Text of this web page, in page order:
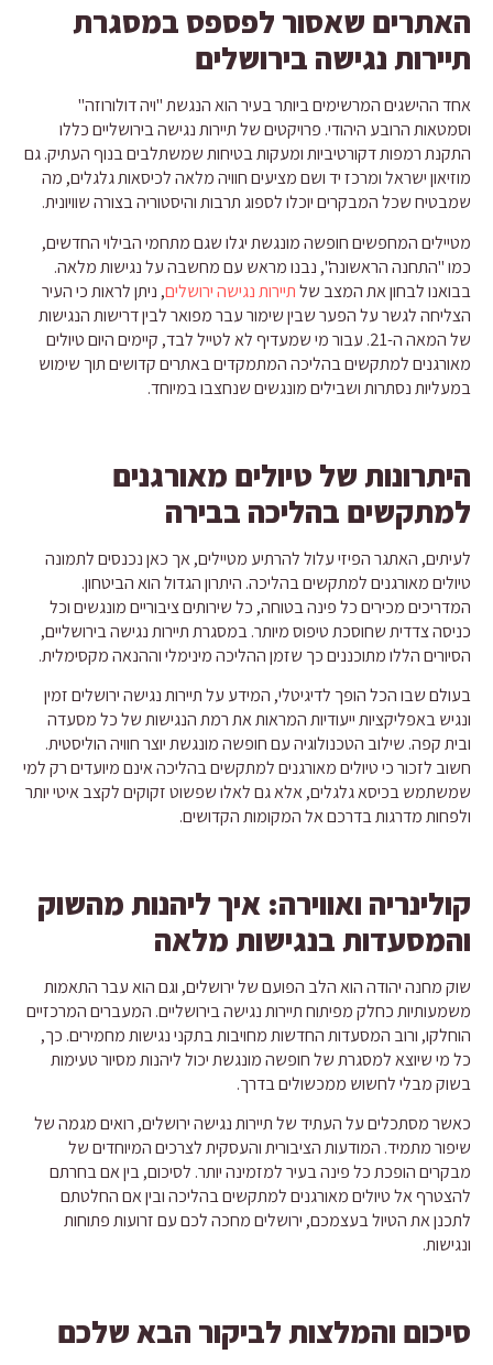
האתרים שאסור לפספס במסגרת
תיירות נגישה בירושלים
אחד ההישגים המרשימים ביותר בעיר הוא הנגשת "ויה דולורוזה"
וסמטאות הרובע היהודי. פרויקטים של תיירות נגישה בירושליים כללו
התקנת רמפות דקורטיביות ומעקות בטיחות שמשתלבים בנוף העתיק. גם
מוזיאון ישראל ומרכז יד ושם מציעים חוויה מלאה לכיסאות גלגלים, מה
שמבטיח שכל המבקרים יוכלו לספוג תרבות והיסטוריה בצורה שוויונית.
מטיילים המחפשים חופשה מונגשת יגלו שגם מתחמי הבילוי החדשים,
כמו "התחנה הראשונה", נבנו מראש עם מחשבה על נגישות מלאה.
בבואנו לבחון את המצב שלתיירות נגישה ירושלים, ניתן לראות כי העיר
הצליחה לגשר על הפער שבין שימור עבר מפואר לבין דרישות הנגישות
של המאה ה-21. עבור מי שמעדיף לא לטייל לבד, קיימים היום טיולים
מאורגנים למתקשים בהליכה המתמקדים באתרים קדושים תוך שימוש
במעליות נסתרות ושבילים מונגשים שנחצבו במיוחד.
היתרונות של טיולים מאורגנים
למתקשים בהליכה בבירה
לעיתים, האתגר הפיזי עלול להרתיע מטיילים, אך כאן נכנסים לתמונה
טיולים מאורגנים למתקשים בהליכה. היתרון הגדול הוא הביטחון.
המדריכים מכירים כל פינה בטוחה, כל שירותים ציבוריים מונגשים וכל
כניסה צדדית שחוסכת טיפוס מיותר. במסגרת תיירות נגישה בירושליים,
הסיורים הללו מתוכננים כך שזמן ההליכה מינימלי וההנאה מקסימלית.
בעולם שבו הכל הופך לדיגיטלי, המידע על תיירות נגישה ירושלים זמין
ונגיש באפליקציות ייעודיות המראות את רמת הנגישות של כל מסעדה
ובית קפה. שילוב הטכנולוגיה עם חופשה מונגשת יוצר חוויה הוליסטית.
חשוב לזכור כי טיולים מאורגנים למתקשים בהליכה אינם מיועדים רק למי
שמשתמש בכיסא גלגלים, אלא גם לאלו שפשוט זקוקים לקצב איטי יותר
ולפחות מדרגות בדרכם אל המקומות הקדושים.
קולינריה ואווירה: איך ליהנות מהשוק
והמסעדות בנגישות מלאה
שוק מחנה יהודה הוא הלב הפועם של ירושלים, וגם הוא עבר התאמות
משמעותיות כחלק מפיתוח תיירות נגישה בירושליים. המעברים המרכזיים
הוחלקו, ורוב המסעדות החדשות מחויבות בתקני נגישות מחמירים. כך,
כל מי שיוצא למסגרת של חופשה מונגשת יכול ליהנות מסיור טעימות
בשוק מבלי לחשוש ממכשולים בדרך.
כאשר מסתכלים על העתיד של תיירות נגישה ירושלים, רואים מגמה של
שיפור מתמיד. המודעות הציבורית והעסקית לצרכים המיוחדים של
מבקרים הופכת כל פינה בעיר למזמינה יותר. לסיכום, בין אם בחרתם
להצטרף אל טיולים מאורגנים למתקשים בהליכה ובין אם החלטתם
לתכנן את הטיול בעצמכם, ירושלים מחכה לכם עם זרועות פתוחות
ונגישות.
סיכום והמלצות לביקור הבא שלכם